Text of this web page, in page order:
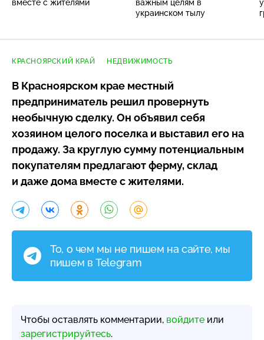
вместе с жителями
важным целям в
украинском тылу
КРАСНОЯРСКИЙ КРАЙ НЕДВИЖИМОСТЬ
В Красноярском крае местный
предприниматель решил провернуть
необычную сделку. Он объявил себя
хозяином целого поселка и выставил его на
продажу. За круглую сумму потенциальным
покупателям предлагают ферму, склад
и даже дома вместе с жителями.
То, о чем мы не пишем на сайте, мы
пишем в Telegram
Чтобы оставлять комментарии, войдите или
зарегистрируйтесь.